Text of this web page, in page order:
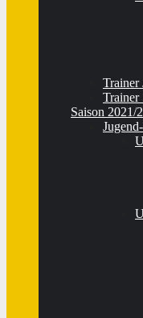
Trainer
Trainer
Saison 2021/